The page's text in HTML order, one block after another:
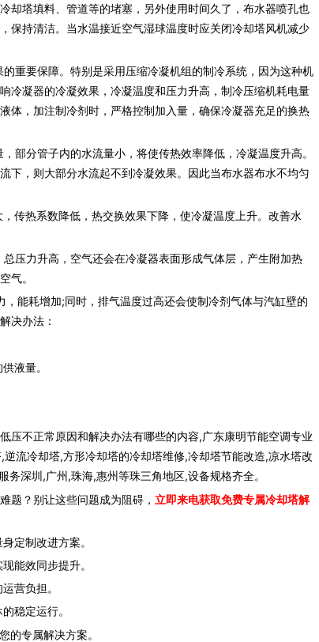
冷却塔填料 、管道等的堵塞，另外使用时间久了，布水器喷孔也
保持清洁。当水温接近空气湿球温度时应关闭冷却塔风机减少
要保障。特别是采用压缩冷凝机组的制冷系统，因为这种机
冷凝器的冷凝效果，冷凝温度和压力升高，制冷压缩机耗电量
体，加注制冷剂时，严格控制加入量，确保冷凝器充足的换热
分管子内的水流量小，将使传热效率降低，冷凝温度升高。
下，则大部分水流起不到冷凝效果。因此当布水器布水不均匀
热系数降低，热交换效果下降，使冷凝温度上升。改善水
力升高，空气还会在冷凝器表面形成气体层，产生附加热
气。
能耗增加;同时，排气温度过高还会使制冷剂气体与汽缸壁的
决办法：
液量。
压不正常原因和解决办法有哪些的内容,广东康明节能空调专业
流冷却塔,方形冷却塔的冷却塔维修,冷却塔节能改造,凉水塔改
深圳,广州,珠海,惠州等珠三角地区,设备规格齐全。
题？别让这些问题成为阻碍， 立即来电获取免费专属冷却塔解
定制改进方案。
能效同步提升。
营负担。
稳定运行。
的专属解决方案。